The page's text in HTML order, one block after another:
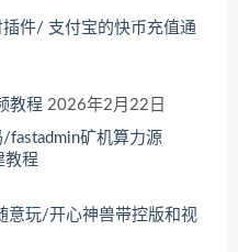
件/ 支付宝的快币充值通
教程 2026年2月22日
fastadmin矿机算力源
教程
意玩/开心神兽带控版和视